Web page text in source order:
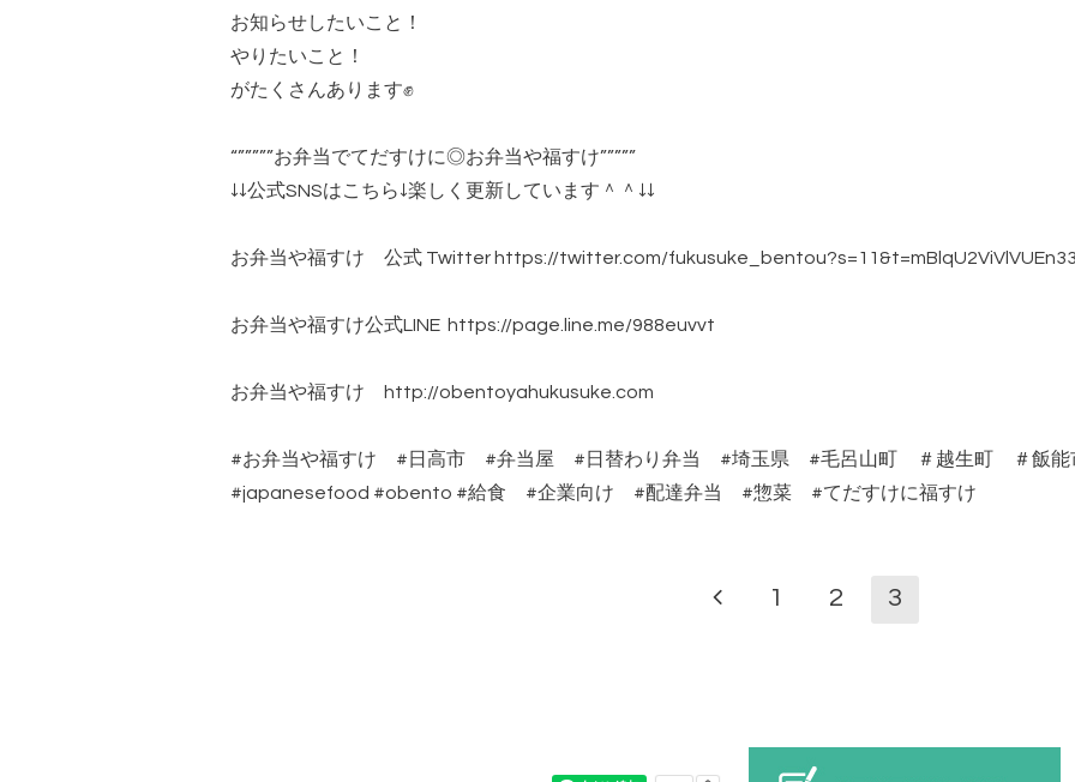
お知らせしたいこと！
やりたいこと！
がたくさんあります✊
“”””””お弁当でてだすけに◎お弁当や福すけ”””””
↓↓公式SNSはこちら↓楽しく更新しています＾＾↓↓
お弁当や福すけ 公式 Twitter https://twitter.com/
お弁当や福すけ公式LINE https://page.line.me/988euvvt
お弁当や福すけ http://obentoyahukusuke.com
#お弁当や福すけ #日高市 #弁当屋 #日替わり弁当 #埼玉県 #毛呂山町 ＃越生町 ＃飯
#japanesefood #obento #給食 #企業向け #配達弁当 #惣菜 #てだすけに福すけ
1 2 3